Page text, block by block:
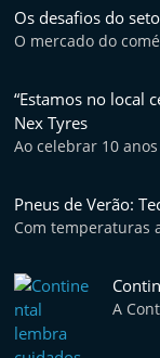
Os desafios do
O mercado do
“Estamos no local
Nex Tyres
Ao celebrar 10 anos
Pneus de Verão:
Com temperaturas
A